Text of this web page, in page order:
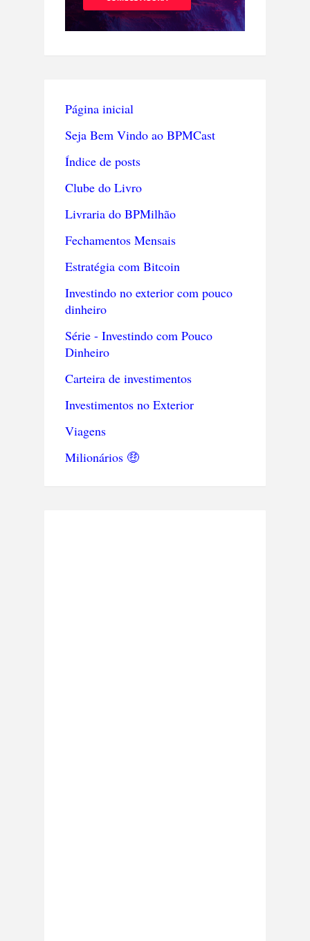
Página inicial
Seja Bem Vindo ao BPMCast
Índice de posts
Clube do Livro
Livraria do BPMilhão
Fechamentos Mensais
Estratégia com Bitcoin
Investindo no exterior com pouco
dinheiro
Série - Investindo com Pouco
Dinheiro
Carteira de investimentos
Investimentos no Exterior
Viagens
Milionários 🤑